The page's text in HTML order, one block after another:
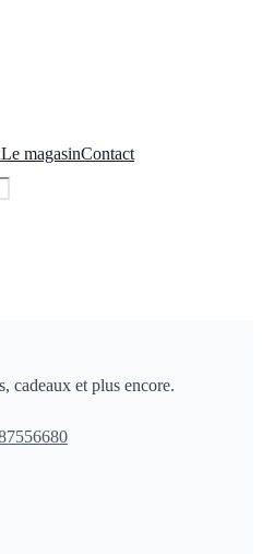
Le magasinContact
et plus encore.